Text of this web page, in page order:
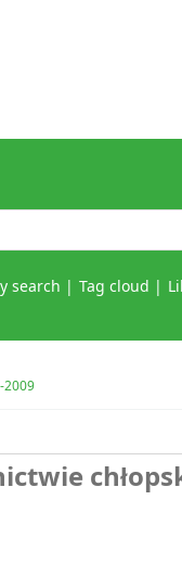
search Tag cloud
2009